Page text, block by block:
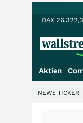
DAX
Aktien
NEWS TICKER